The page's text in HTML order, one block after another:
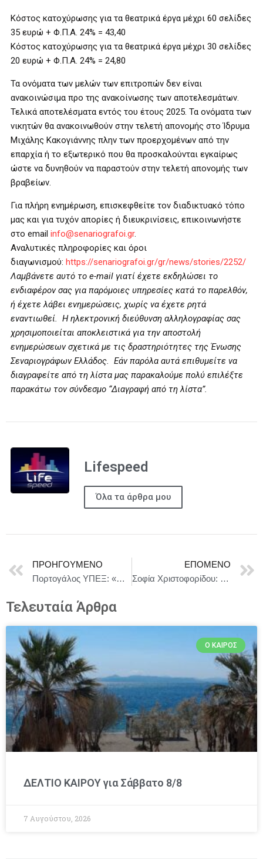
Κόστος κατοχύρωσης για τα θεατρικά έργα μέχρι 60 σελίδες
35 ευρώ + Φ.Π.Α. 24% = 43,40
Κόστος κατοχύρωσης για τα θεατρικά έργα μέχρι 30 σελίδες
20 ευρώ + Φ.Π.Α. 24% = 24,80
Τα ονόματα των μελών των επιτροπών δεν είναι
ανακοινώσιμα προ της ανακοίνωσης των αποτελεσμάτων.
Τελικά αποτελέσματα εντός του έτους 2025. Τα ονόματα των
νικητών θα ανακοινωθούν στην τελετή απονομής στο Ίδρυμα
Μιχάλης Κακογιάννης πλην των προερχομένων από την
επαρχία ή το εξωτερικό που θα προσκαλούνται εγκαίρως
ώστε να δυνηθούν να παραστούν στην τελετή απονομής των
βραβείων.
Για πλήρη ενημέρωση, επισκεφθείτε τον διαδικτυακό τόπο
μας και για τυχόν απορίες ή διευκρινίσεις, επικοινωνήστε
στο email info@senariografoi.gr.
Αναλυτικές πληροφορίες και όροι
διαγωνισμού: https://senariografoi.gr/gr/news/stories/2252/
Λαμβάνετε αυτό το e-mail γιατί έχετε εκδηλώσει το
ενδιαφέρον σας για παρόμοιες υπηρεσίες κατά το παρελθόν,
ή έχετε λάβει ενημερώσεις, χωρίς να έχετε ρητά
εναντιωθεί. Η ηλεκτρονική διεύθυνση αλληλογραφίας σας
χρησιμοποιείται αποκλειστικά για την αποστολή
ενημερώσεων σχετικά με τις δραστηριότητες της Ένωσης
Σεναριογράφων Ελλάδος. Εάν παρόλα αυτά επιθυμείτε να
διαγραφείτε από τη λίστα μας παρακαλούμε πολύ επιλέξτε
παρακάτω τον σύνδεσμο “Διαγραφή από τη λίστα”.
Lifespeed
Όλα τα άρθρα μου
ΠΡΟΗΓΟΎΜΕΝΟ
Πορτογάλος ΥΠΕΞ: «Προσβλέπουμε σε ενίσχυση της στρατηγικής εταιρικής μας σχέσης με το Μαρόκο»
ΕΠΌΜΕΝΟ
Σοφία Χριστοφορίδου: Το πρώτο τραγούδι και video clip της νικήτριας του Voice of Greece 2024-2025 μάς βάζει στη χρονοκάψουλα των «90s»
Τελευταία Άρθρα
Ο ΚΑΙΡΌΣ
ΔΕΛΤΙΟ ΚΑΙΡΟΥ για Σάββατο 8/8
7 Αυγούστου, 2026